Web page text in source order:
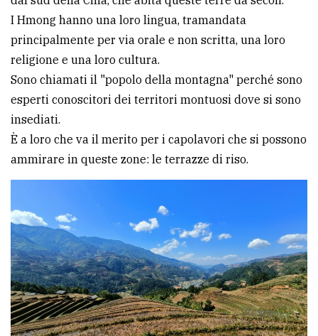
I Hmong hanno una loro lingua, tramandata
principalmente per via orale e non scritta, una loro
religione e una loro cultura.
Sono chiamati il "popolo della montagna" perché sono
esperti conoscitori dei territori montuosi dove si sono
insediati.
È a loro che va il merito per i capolavori che si possono
ammirare in queste zone: le terrazze di riso.